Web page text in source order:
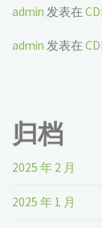
admin 发表在
admin 发表在
归档
2025 年 2 月
2025 年 1 月